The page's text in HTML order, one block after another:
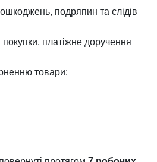
подряпин та слідів
платіжне доручення
товари: